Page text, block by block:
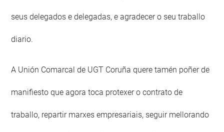
seus delegados e delegadas, e agradecer o seu traballo
diario.
A Unión Comarcal de UGT Coruña quere tamén poñer de
manifiesto que agora toca protexer o contrato de
traballo, repartir marxes empresariais, seguir mellorando